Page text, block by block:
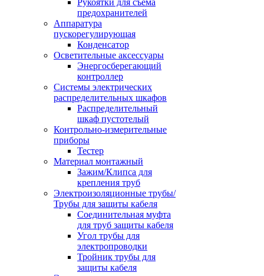
Рукоятки для съема
предохранителей
Аппаратура
пускорегулирующая
Конденсатор
Осветительные аксессуары
Энергосберегающий
контроллер
Системы электрических
распределительных шкафов
Распределительный
шкаф пустотелый
Контрольно-измерительные
приборы
Тестер
Материал монтажный
Зажим/Клипса для
крепления труб
Электроизоляционные трубы/
Трубы для защиты кабеля
Соединительная муфта
для труб защиты кабеля
Угол трубы для
электропроводки
Тройник трубы для
защиты кабеля